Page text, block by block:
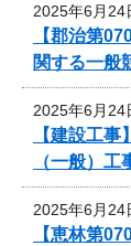
2025年6月24
【郡治第
関する一般
2025年6月24
【建設工
（一般）
2025年6月24
【恵林第